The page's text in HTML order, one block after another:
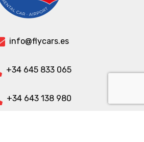
info@flycars.es
+34 645 833 065
+34 643 138 980